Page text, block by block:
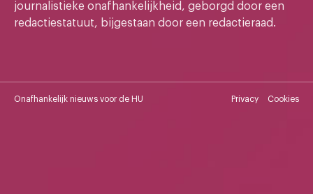
journalistieke onafhankelijkheid, geborgd door een
redactiestatuut, bijgestaan door een redactieraad.
Onafhankelijk nieuws voor de HU Privacy Cookies